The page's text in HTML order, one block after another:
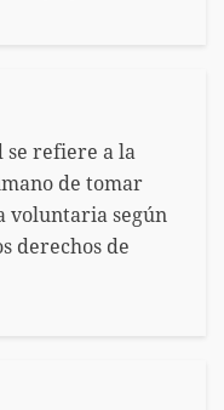
se refiere a la
de tomar
voluntaria según
derechos de